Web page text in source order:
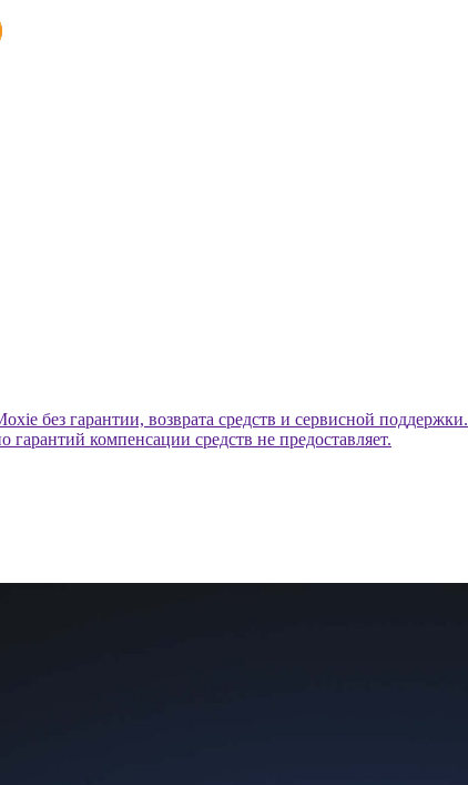
без гарантии, возврата средств и сервисной поддержки.
компенсации средств не предоставляет.